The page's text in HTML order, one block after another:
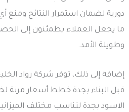
دورية لضمان استمرار النتائج
ما يجعل العملاء يطمئنون إلى
وطويلة الأمد.
إضافة إلى ذلك، توفر شركة رواد
قبل البناء بجدة خطط أسعار مرنة
الاسود بجدة لتناسب مختلف